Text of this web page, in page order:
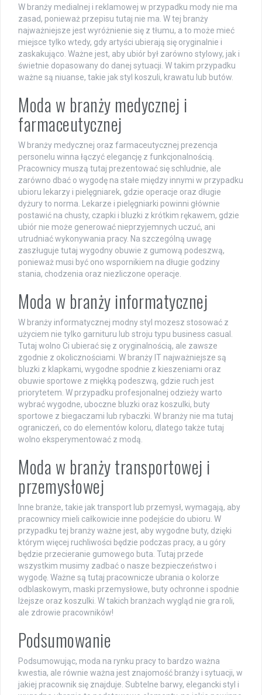
W branży medialnej i reklamowej w przypadku mody nie ma
zasad, ponieważ przepisu tutaj nie ma. W tej branży
najważniejsze jest wyróżnienie się z tłumu, a to może mieć
miejsce tylko wtedy, gdy artyści ubierają się oryginalnie i
zaskakująco. Ważne jest, aby ubiór był zarówno stylowy, jak i
świetnie dopasowany do danej sytuacji. W takim przypadku
ważne są niuanse, takie jak styl koszuli, krawatu lub butów.
Moda w branży medycznej i
farmaceutycznej
W branży medycznej oraz farmaceutycznej prezencja
personelu winna łączyć elegancję z funkcjonalnością.
Pracownicy muszą tutaj prezentować się schludnie, ale
zarówno dbać o wygodę na stałe między innymi w przypadku
ubioru lekarzy i pielęgniarek, gdzie operacje oraz długie
dyżury to norma. Lekarze i pielęgniarki powinni głównie
postawić na chusty, czapki i bluzki z krótkim rękawem, gdzie
ubiór nie może generować nieprzyjemnych uczuć, ani
utrudniać wykonywania pracy. Na szczególną uwagę
zaszługuje tutaj wygodny obuwie z gumową podeszwą,
ponieważ musi być ono wspornikiem na długie godziny
stania, chodzenia oraz niezliczone operacje.
Moda w branży informatycznej
W branży informatycznej modny styl mozesz stosować z
użyciem nie tylko garnituru lub stroju typu business casual.
Tutaj wolno Ci ubierać się z oryginalnością, ale zawsze
zgodnie z okolicznościami. W branży IT najważniejsze są
bluzki z klapkami, wygodne spodnie z kieszeniami oraz
obuwie sportowe z miękką podeszwą, gdzie ruch jest
priorytetem. W przypadku profesjonalnej odzieży warto
wybrać wygodne, uboczne bluzki oraz koszulki, buty
sportowe z biegaczami lub rybaczki. W branży nie ma tutaj
ograniczeń, co do elementów koloru, dlatego także tutaj
wolno eksperymentować z modą.
Moda w branży transportowej i
przemysłowej
Inne branże, takie jak transport lub przemysł, wymagają, aby
pracownicy mieli całkowicie inne podejście do ubioru. W
przypadku tej branży ważne jest, aby wygodne buty, dzięki
którym więcej ruchliwości będzie podczas pracy, a u góry
będzie przecieranie gumowego buta. Tutaj przede
wszystkim musimy zadbać o nasze bezpieczeństwo i
wygodę. Ważne są tutaj pracownicze ubrania o kolorze
odblaskowym, maski przemysłowe, buty ochronne i spodnie
lżejsze oraz koszulki. W takich branżach wygląd nie gra roli,
ale zdrowie pracowników!
Podsumowanie
Podsumowując, moda na rynku pracy to bardzo ważna
kwestia, ale równie ważna jest znajomość branży i sytuacji, w
jakiej pracownik się znajduje. Subtelne barwy, elegancki styl i